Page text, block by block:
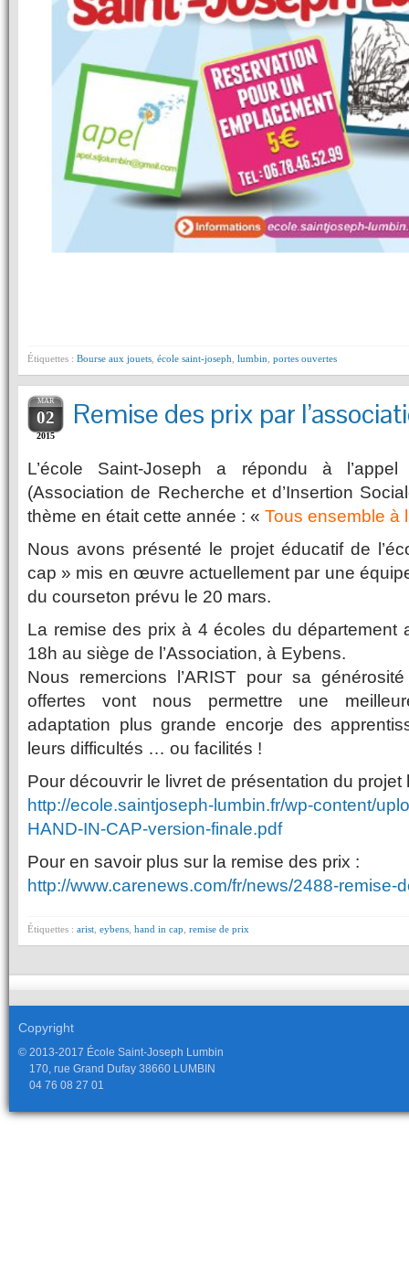
Étiquettes : Bourse aux jouets école saint-joseph lumbin portes ouvertes
MAR
02
2015
Remise des prix par
L’école Saint-Joseph a répondu à
(Association de Recherche et d’Insertion
thème en était cette année : « Tous ensemble à
Nous avons présenté le projet éducatif de
cap » mis en œuvre actuellement par une
du courseton prévu le 20 mars.
La remise des prix à 4 écoles du département
18h au siège de l’Association, à Eybens.
Nous remercions l’ARIST pour sa
offertes vont nous permettre une
adaptation plus grande encorje des
leurs difficultés … ou facilités !
Pour découvrir le livret de présentation du projet
http://ecole.saintjoseph-lumbin.fr/wp-content/
HAND-IN-CAP-version-finale.pdf
Pour en savoir plus sur la remise des prix :
http://www.carenews.com/fr/news/2488-remise-
Étiquettes : arist eybens hand in cap remise de prix
Copyright
© 2013-2017 École Saint-Joseph Lumbin
170, rue Grand Dufay 38660 LUMBIN
04 76 08 27 01